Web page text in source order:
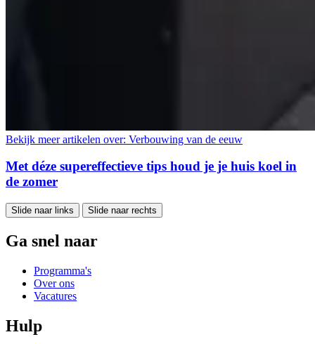
Bekijk meer artikelen over: Verbouwing van de eeuw
Met déze supereffectieve tips houd je je huis koel in
de zomer
Slide naar links Slide naar rechts
Ga snel naar
Programma's
Over ons
Vacatures
Hulp